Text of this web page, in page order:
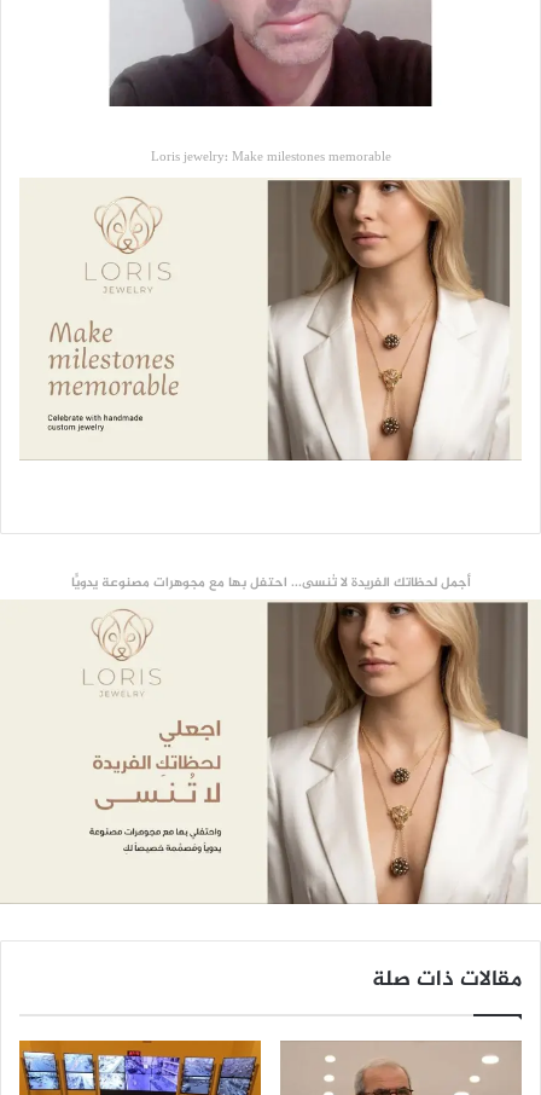
Loris jewelry: Make milestones memorable
أجمل لحظاتك الفريدة لا تُنسى... احتفل بها مع مجوهرات مصنوعة يدويًّا
مقالات ذات صلة